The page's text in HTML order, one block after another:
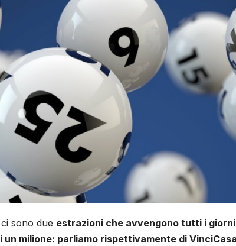
sono due estrazioni che avvengono tutti i
milione: parliamo rispettivamente di